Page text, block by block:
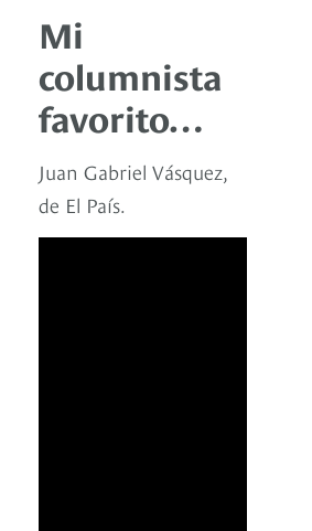
Mi
columnista
favorito…
Juan Gabriel Vásquez,
de El País.